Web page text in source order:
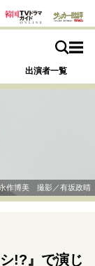
出演者一覧
作博美 撮影／有坂政晴
!?』で演じ